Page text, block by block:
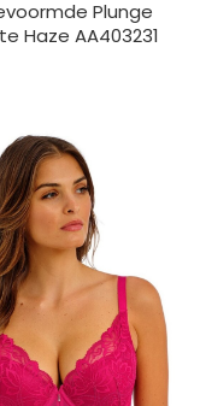
Plunge
Haze AA403231